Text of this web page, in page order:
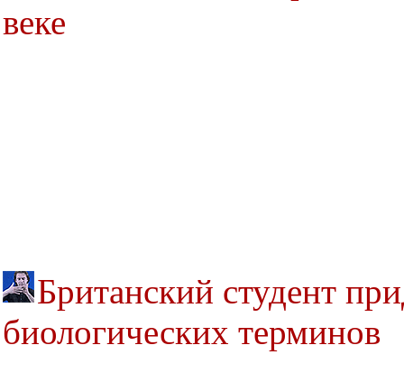
веке
Британский студент
биологических терминов